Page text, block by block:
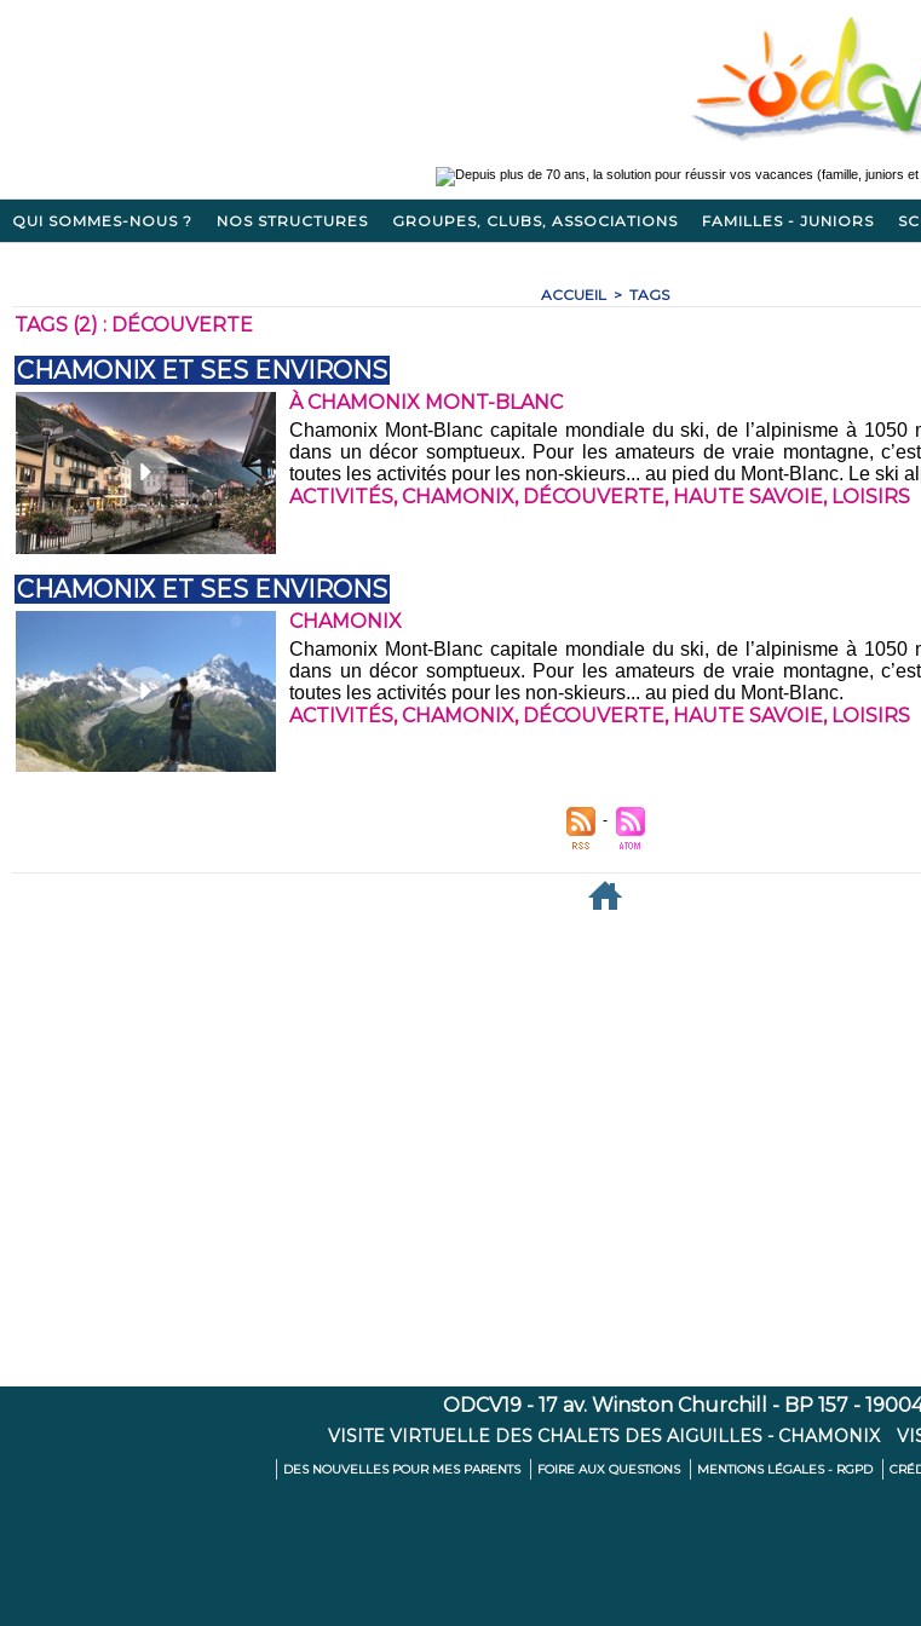
QUI SOMMES-NOUS ? NOS STRUCTURES GROUPES, CLUBS, ASSOCIATIONS FAMILLES - JUNIORS
ACCUEIL > TAGS
TAGS (2) : DÉCOUVERTE
CHAMONIX ET SES ENVIRONS
À CHAMONIX MONT-BLANC
Chamonix Mont-Blanc capitale mondiale du ski, de l’alpinisme à 1050
dans un décor somptueux. Pour les amateurs de vraie montagne,
toutes les activités pour les non-skieurs... au pied du Mont-Blanc. Le ski
ACTIVITÉS,CHAMONIX, DÉCOUVERTE, HAUTE SAVOIE, LOISIRS
CHAMONIX ET SES ENVIRONS
CHAMONIX
Chamonix Mont-Blanc capitale mondiale du ski, de l’alpinisme à 1050
dans un décor somptueux. Pour les amateurs de vraie montagne,
toutes les activités pour les non-skieurs... au pied du Mont-Blanc.
ACTIVITÉS,CHAMONIX, DÉCOUVERTE, HAUTE SAVOIE, LOISIRS
ODCV19 - 17 av. Winston Churchill - BP 157 -
VISITE VIRTUELLE DES CHALETS DES AIGUILLES - CHAMONIX
DES NOUVELLES POUR MES PARENTS FOIRE AUX QUESTIONS MENTIONS LÉGALES - RGPD